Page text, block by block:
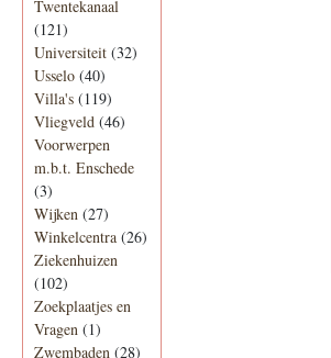
Twentekanaal
(121)
Universiteit (32)
Usselo (40)
Villa's (119)
Vliegveld (46)
Voorwerpen
m.b.t. Enschede
(3)
Wijken (27)
Winkelcentra (26)
Ziekenhuizen
(102)
Zoekplaatjes en
Vragen (1)
Zwembaden (28)